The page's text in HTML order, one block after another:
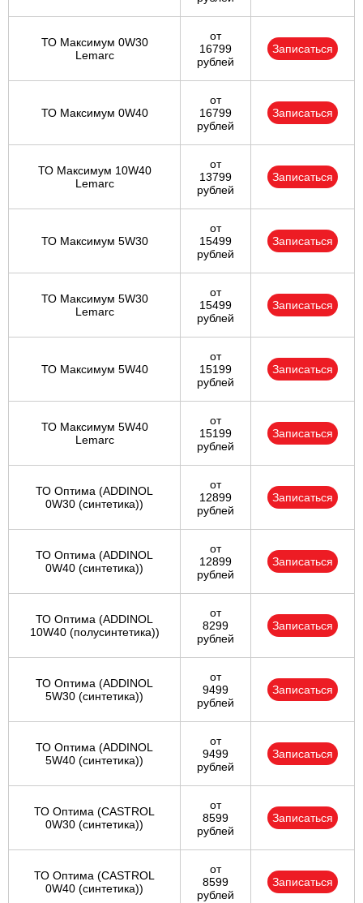
ТО Максимум 0W30
Lemarc
от
16799
рублей
Записаться
ТО Максимум 0W40
от
16799
рублей
Записаться
ТО Максимум 10W40
Lemarc
от
13799
рублей
Записаться
ТО Максимум 5W30
от
15499
рублей
Записаться
ТО Максимум 5W30
Lemarc
от
15499
рублей
Записаться
ТО Максимум 5W40
от
15199
рублей
Записаться
ТО Максимум 5W40
Lemarc
от
15199
рублей
Записаться
ТО Оптима (ADDINOL
0W30 (синтетика))
от
12899
рублей
Записаться
ТО Оптима (ADDINOL
0W40 (синтетика))
от
12899
рублей
Записаться
ТО Оптима (ADDINOL
10W40 (полусинтетика))
от
8299
рублей
Записаться
ТО Оптима (ADDINOL
5W30 (синтетика))
от
9499
рублей
Записаться
ТО Оптима (ADDINOL
5W40 (синтетика))
от
9499
рублей
Записаться
ТО Оптима (CASTROL
0W30 (синтетика))
от
8599
рублей
Записаться
ТО Оптима (CASTROL
0W40 (синтетика))
от
8599
рублей
Записаться